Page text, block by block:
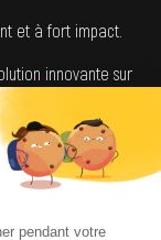
et à fort impact.
innovante sur